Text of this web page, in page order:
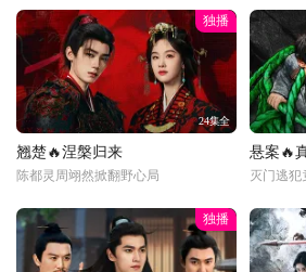
独播
24集全
翘楚🔥涅槃归来
陈都灵周翊然掀翻野心局
悬案🔥
灭门逃犯
独播